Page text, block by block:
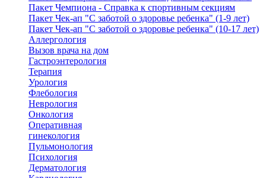
Пакет Чемпиона - Справка к спортивным секциям
Пакет Чек-ап "С заботой о здоровье ребенка" (1-9 лет)
Пакет Чек-ап "С заботой о здоровье ребенка" (10-17 лет)
Аллергология
Вызов врача на дом
Гастроэнтерология
Терапия
Урология
Флебология
Неврология
Онкология
Оперативная
гинекология
Пульмонология
Психология
Дерматология